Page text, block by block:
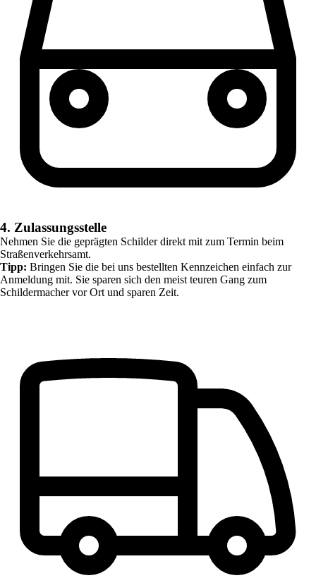
4. Zulassungsstelle
Nehmen Sie die geprägten Schilder direkt mit zum Termin beim
Straßenverkehrsamt.
Tipp: Bringen Sie die bei uns bestellten Kennzeichen einfach zur
Anmeldung mit. Sie sparen sich den meist teuren Gang zum
Schildermacher vor Ort und sparen Zeit.